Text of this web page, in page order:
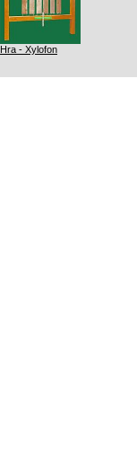
Hra - Xylofon